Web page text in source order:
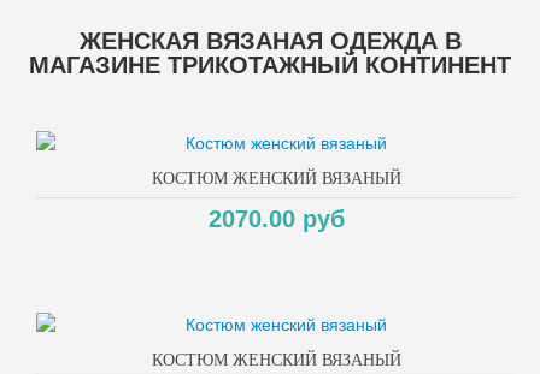
ЖЕНСКАЯ ВЯЗАНАЯ ОДЕЖДА В
МАГАЗИНЕ ТРИКОТАЖНЫЙ КОНТИНЕНТ
КОСТЮМ ЖЕНСКИЙ ВЯЗАНЫЙ
2070.00 руб
КОСТЮМ ЖЕНСКИЙ ВЯЗАНЫЙ